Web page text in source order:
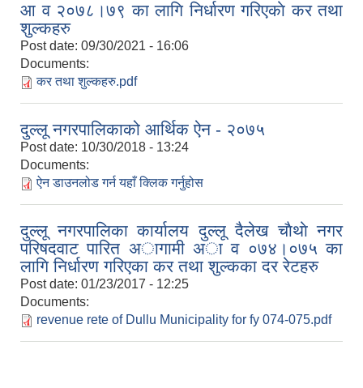
आ व २०७८।७९ का लागि निर्धारण गरिएकाे कर तथा
शुल्कहरु
Post date: 09/30/2021 - 16:06
Documents:
कर तथा शुल्कहरु.pdf
दुल्लू नगरपालिकाको आर्थिक ऐन - २०७५
Post date: 10/30/2018 - 13:24
Documents:
ऐन डाउनलोड गर्न यहाँ क्लिक गर्नुहोस
दुल्लू नगरपालिका कार्यालय दुल्लू दैलेख चाैथाे नगर
परिषदवाट पारित अागामी अा व ०७४।०७५ का
लागि निर्धारण गरिएका कर तथा शुल्कका दर रेटहरु
Post date: 01/23/2017 - 12:25
Documents:
revenue rete of Dullu Municipality for fy 074-075.pdf